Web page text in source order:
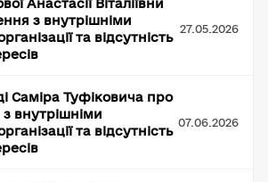
Анастасії Віталіївни
з внутрішніми
та відсутність
27.05.2026
Саміра Туфіковича про
внутрішніми
та відсутність
07.06.2026